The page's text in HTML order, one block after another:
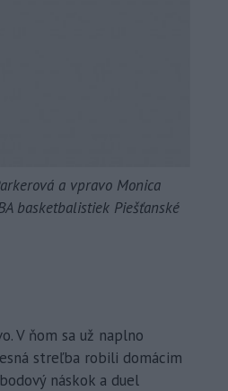
a vpravo Monica
basketbalistiek Piešťanské
V ňom sa už naplno
streľba robili domácim
náskok a duel